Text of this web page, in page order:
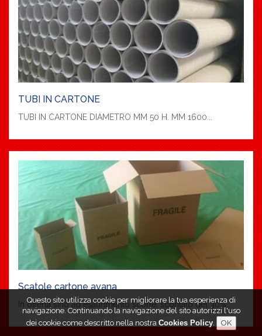
TUBI IN CARTONE
TUBI IN CARTONE DIAMETRO MM 50 H. MM 1600...
Scatole cartone avana
In offerta sino ad esaurimento scorte, scontato del 30%...
Questo sito utilizza cookie per migliorare la tua esperienza di
navigazione. Continuando la navigazione del sito autorizzi l'uso
dei cookie come descritto nella nostra Cookies Policy.